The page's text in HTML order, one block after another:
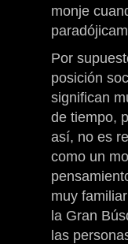
monje
Por
posición
significan
de tiempo,
así, no es
como un
muy
la Gran
las